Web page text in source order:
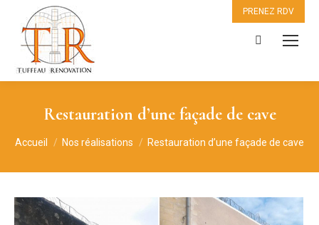
Recherche
Restauration d’une façade de cave
Vous êtes ici :
Accueil Nos réalisations Restauration d’une façade de cave
PRENEZ RDV